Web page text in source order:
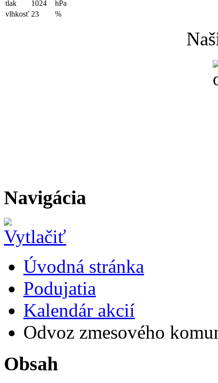
tlak
1024
hPa
vlhkosť 23 %
Navigácia
Úvodná stránka
Podujatia
Kalendár akcií
Odvoz zmesového
Obsah